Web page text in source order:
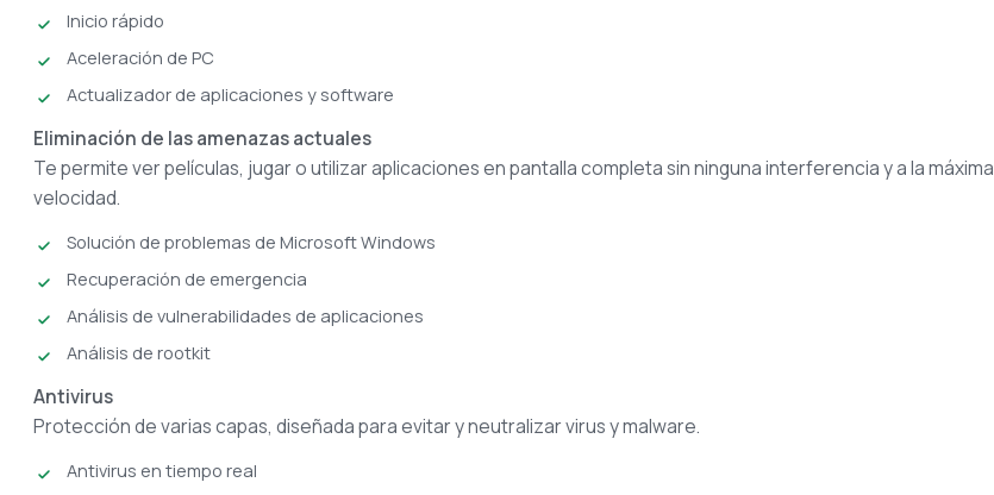
Inicio rápido
Aceleración de PC
Actualizador de aplicaciones y software
Eliminación de las amenazas actuales
Te permite ver películas, jugar o utilizar aplicaciones en pantalla completa sin ninguna interferencia y a la máxima
velocidad.
Solución de problemas de Microsoft Windows
Recuperación de emergencia
Análisis de vulnerabilidades de aplicaciones
Análisis de rootkit
Antivirus
Protección de varias capas, diseñada para evitar y neutralizar virus y malware.
Antivirus en tiempo real